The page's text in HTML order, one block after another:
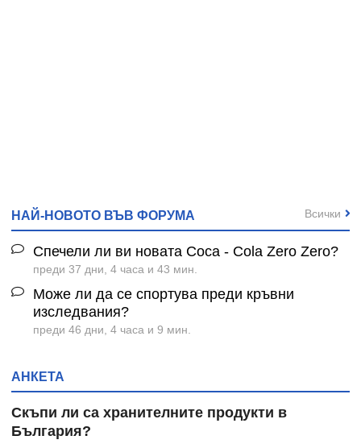
НАЙ-НОВОТО ВЪВ ФОРУМА
Спечели ли ви новата Coca - Cola Zero Zero?
преди 37 дни, 4 часа и 43 мин.
Може ли да се спортува преди кръвни
изследвания?
преди 46 дни, 4 часа и 9 мин.
Всички
АНКЕТА
Скъпи ли са хранителните продукти в
България?